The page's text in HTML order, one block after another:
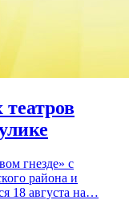
гнезде» с
района и
18 августа на…